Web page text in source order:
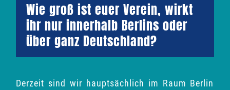
Wie groß ist euer Verein, wirkt
ihr nur innerhalb Berlins oder
über ganz Deutschland?
Derzeit sind wir hauptsächlich im Raum Berlin